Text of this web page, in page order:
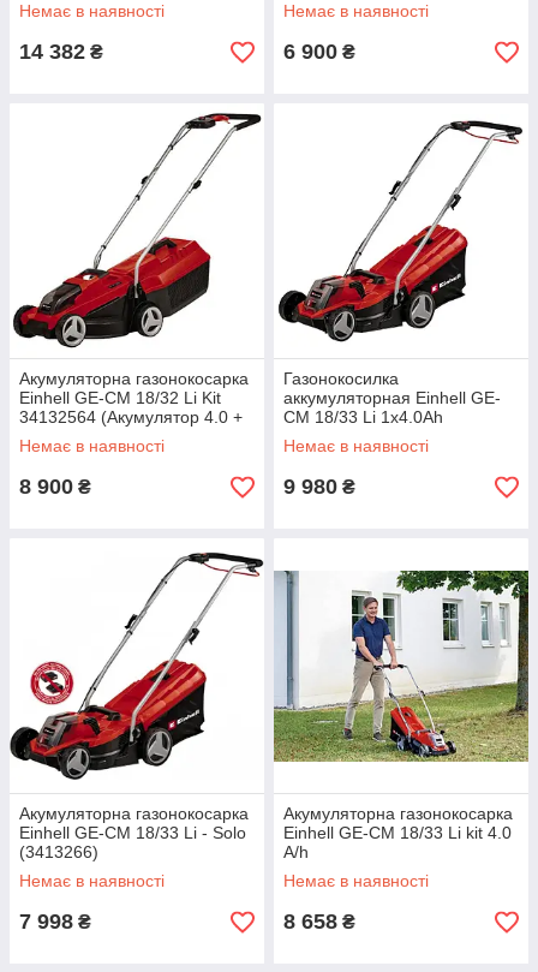
Немає в наявності
14 382 ₴
Немає в наявності
6 900 ₴
Акумуляторна газонокосарка
Einhell GE-CM 18/32 Li Kit
34132564 (Акумулятор 4.0 +
Зарядний пристрій)
Немає в наявності
8 900 ₴
Газонокосилка
аккумуляторная Einhell GE-
CM 18/33 Li 1x4.0Ah
(3413260)
Немає в наявності
9 980 ₴
Акумуляторна газонокосарка
Einhell GE-CM 18/33 Li - Solo
(3413266)
Немає в наявності
7 998 ₴
Акумуляторна газонокосарка
Einhell GE-CM 18/33 Li kit 4.0
A/h
Немає в наявності
8 658 ₴